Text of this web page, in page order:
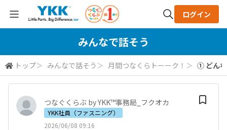
検索
ログイン
みんなで話そう
トップ＞ みんなで話そう ＞ 月間つなくらトーーク！ ＞ ① どんな
つなぐくらぶ by YKK™事務局_フクオカ
YKK社員（ファスニング）
2026/06/08 09:16